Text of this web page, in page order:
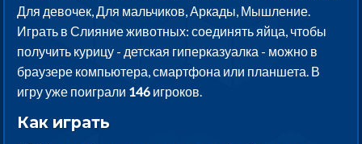
Для девочек, Для мальчиков, Аркады, Мышление.
Играть в Слияние животных: соединять яйца, чтобы
получить курицу - детская гиперказуалка - можно в
браузере компьютера, смартфона или планшета. В
игру уже поиграли 146 игроков.
Как играть